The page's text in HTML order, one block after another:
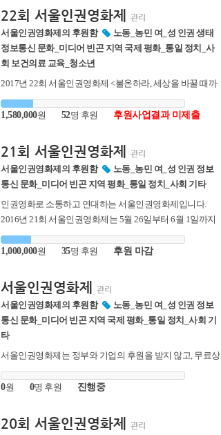
22회 서울인권영화제 관리
서울인권영화제의 후원함
노동_농민 여_성 인권 생태
정보통신 문화_미디어 빈곤 지역 국제 평화_통일 정치_사
회 보건의료 교육_청소년
2017년 22회 서울인권영화제 <불온하라, 세상을 바꿀 때까
지>는 6/1~6/4에 마로니에공원에서 열립니다. 함께 만들어
주세요! 인권영화로 소통하고 연대하는 서울인권영화제!
1,580,000원 52명 후원 후원사업결과 미제출
21회 서울인권영화제 관리
서울인권영화제의 후원함
노동_농민 여_성 인권 정보
통신 문화_미디어 빈곤 지역 평화_통일 정치_사회 기타
인권영화로 소통하고 연대하는 서울인권영화제입니다.
2016년 21회 서울인권영화제는 5월 26일부터 6월 1일까지
성미산마을극장 에서 열립니다. 서울인권영화제 함께 만들
어요!
1,000,000원 35명 후원 후원 마감
서울인권영화제 관리
서울인권영화제의 후원함
노동_농민 여_성 인권 정보
통신 문화_미디어 빈곤 지역 국제 평화_통일 정치_사회 기
타
서울인권영화제는 정부와 기업의 후원을 받지 않고, 무료상
영 원칙을 지키며, '인권영화'로 '연대'하고 '소통'하는 인권단
체입니다.
0원 0명 후원 진행중
20회 서울인권영화제 관리